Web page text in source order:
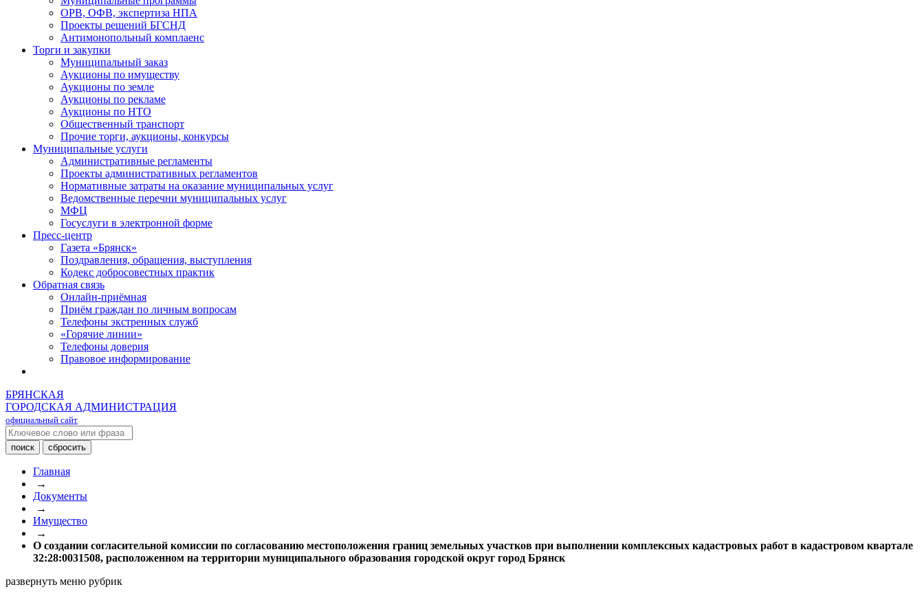
ОРВ, ОФВ, экспертиза НПА
Проекты решений БГСНД
Антимонопольный комплаенс
Торги и закупки
Муниципальный заказ
Аукционы по имуществу
Аукционы по земле
Аукционы по рекламе
Аукционы по НТО
Общественный транспорт
Прочие торги, аукционы, конкурсы
Муниципальные услуги
Административные регламенты
Проекты административных регламентов
Нормативные затраты на оказание муниципальных услуг
Ведомственные перечни муниципальных услуг
МФЦ
Госуслуги в электронной форме
Пресс-центр
Газета «Брянск»
Поздравления, обращения, выступления
Кодекс добросовестных практик
Обратная связь
Онлайн-приёмная
Приём граждан по личным вопросам
Телефоны экстренных служб
«Горячие линии»
Телефоны доверия
Правовое информирование
БРЯНСКАЯ
ГОРОДСКАЯ АДМИНИСТРАЦИЯ
официальный сайт
Главная
→
Документы
→
Имущество
→
О создании согласительной комиссии по согласованию местоположения границ земельных участков при выполнении комплексных кадастровых работ в кадастровом квартале
32:28:0031508, расположенном на территории муниципального образования городской округ город Брянск
развернуть меню рубрик